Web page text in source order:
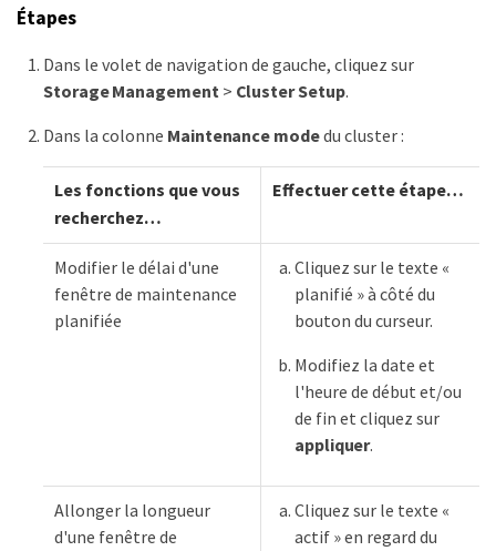
Étapes
Dans le volet de navigation de gauche, cliquez sur
Storage Management> Cluster Setup.
Dans la colonne Maintenance modedu cluster :
Les fonctions que vous
recherchez…​
Effectuer cette étape…​
Modifier le délai d'une
fenêtre de maintenance
planifiée
Cliquez sur le texte «
planifié » à côté du
bouton du curseur.
Modifiez la date et
l'heure de début et/ou
de fin et cliquez sur
appliquer.
Allonger la longueur
d'une fenêtre de
Cliquez sur le texte «
actif » en regard du